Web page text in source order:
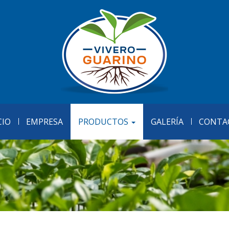
EMPRESA PRODUCTOS GALERÍA